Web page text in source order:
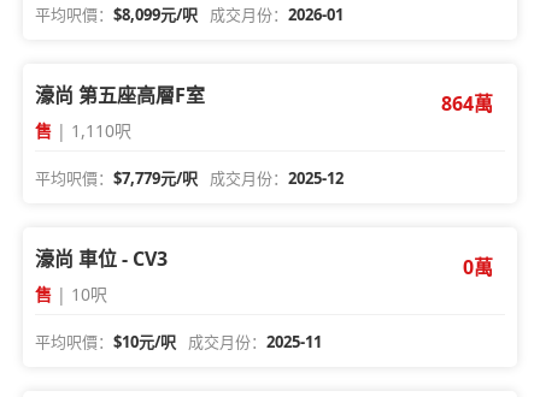
平均呎價：$8,099元/呎 成交月份：2026-01
濠尚 第五座高層F室
售 | 1,110呎
864萬
平均呎價：$7,779元/呎 成交月份：2025-12
濠尚 車位 - CV3
售 | 10呎
0萬
平均呎價：$10元/呎 成交月份：2025-11